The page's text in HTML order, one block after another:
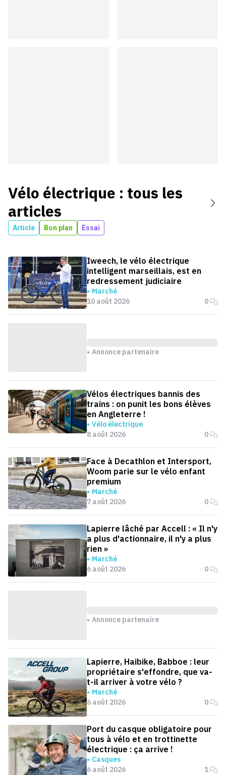
Vélo électrique : tous les
articles
Article Bon plan Essai
Iweech, le vélo électrique
intelligent marseillais, est en
redressement judiciaire
Marché
10 août 2026
0
Annonce partenaire
Vélos électriques bannis des
trains : on punit les bons élèves
en Angleterre !
Vélo électrique
8 août 2026
0
Face à Decathlon et Intersport,
Woom parie sur le vélo enfant
premium
Marché
7 août 2026
0
Lapierre lâché par Accell : « Il n'y
a plus d'actionnaire, il n'y a plus
rien »
Marché
6 août 2026
0
Annonce partenaire
Lapierre, Haibike, Babboe : leur
propriétaire s'effondre, que va-
t-il arriver à votre vélo ?
Marché
6 août 2026
0
Port du casque obligatoire pour
tous à vélo et en trottinette
électrique : ça arrive !
Casques
6 août 2026
1